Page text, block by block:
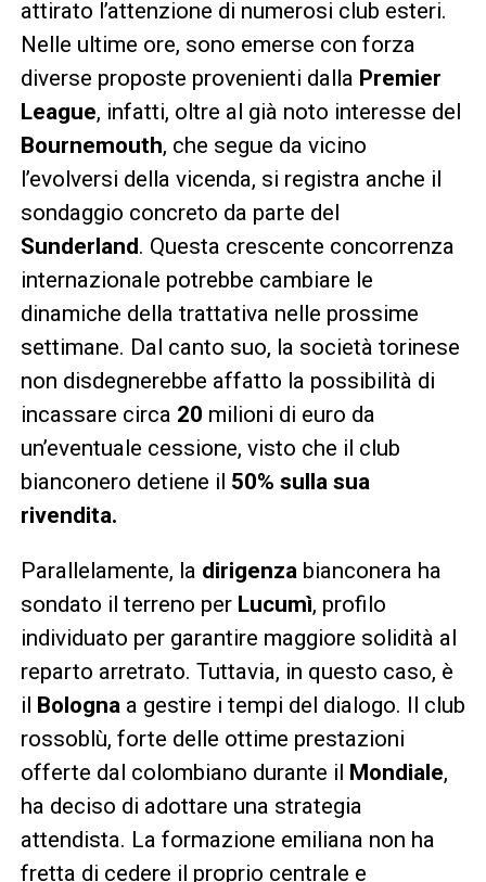
attirato l’attenzione di numerosi club esteri.
Nelle ultime ore, sono emerse con forza
diverse proposte provenienti dalla Premier
League, infatti, oltre al già noto interesse del
Bournemouth, che segue da vicino
l’evolversi della vicenda, si registra anche il
sondaggio concreto da parte del
Sunderland. Questa crescente concorrenza
internazionale potrebbe cambiare le
dinamiche della trattativa nelle prossime
settimane. Dal canto suo, la società torinese
non disdegnerebbe affatto la possibilità di
incassare circa 20 milioni di euro da
un’eventuale cessione, visto che il club
bianconero detiene il 50% sulla sua
rivendita.
Parallelamente, la dirigenzabianconera ha
sondato il terreno per Lucumì, profilo
individuato per garantire maggiore solidità al
reparto arretrato. Tuttavia, in questo caso, è
il Bolognaa gestire i tempi del dialogo. Il club
rossoblù, forte delle ottime prestazioni
offerte dal colombiano durante il Mondiale,
ha deciso di adottare una strategia
attendista. La formazione emiliana non ha
fretta di cedere il proprio centrale e